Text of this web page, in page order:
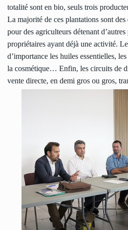
totalité sont en bio, seuls trois
La majorité de ces plantations sont
pour des agriculteurs détenant
propriétaires ayant déjà une activité.
d’importance les huiles essentielles,
la cosmétique… Enfin, les circuits de
vente directe, en demi gros ou gros,